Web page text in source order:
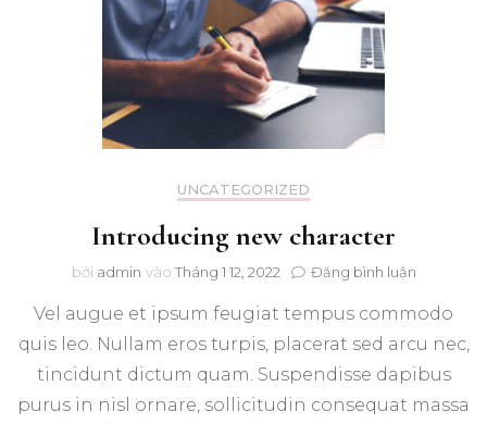
UNCATEGORIZED
Introducing new character
bởi admin vào Tháng 1 12, 2022 Đăng bình luậntrong
new
character
Vel augue et ipsum feugiat tempus commodo
quis leo. Nullam eros turpis, placerat sed arcu nec,
tincidunt dictum quam. Suspendisse dapibus
purus in nisl ornare, sollicitudin consequat massa